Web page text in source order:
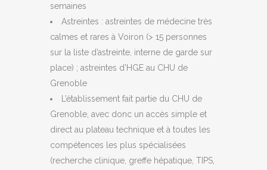
semaines
Astreintes : astreintes de médecine très
calmes et rares à Voiron (> 15 personnes
sur la liste d’astreinte, interne de garde sur
place) ; astreintes d’HGE au CHU de
Grenoble
L’établissement fait partie du CHU de
Grenoble, avec donc un accès simple et
direct au plateau technique et à toutes les
compétences les plus spécialisées
(recherche clinique, greffe hépatique, TIPS,